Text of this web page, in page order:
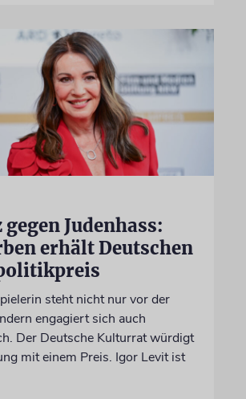
Judenhass:
erhält Deutschen
steht nicht nur vor der
engagiert sich auch
Der Deutsche Kulturrat würdigt
mit einem Preis. Igor Levit ist